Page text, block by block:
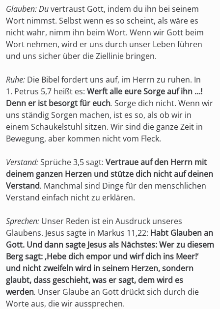
Glauben: Duvertraust Gott, indem du ihn bei seinem
Wort nimmst. Selbst wenn es so scheint, als wäre es
nicht wahr, nimm ihn beim Wort. Wenn wir Gott beim
Wort nehmen, wird er uns durch unser Leben führen
und uns sicher über die Ziellinie bringen.
Ruhe: Die Bibel fordert uns auf, im Herrn zu ruhen. In
1. Petrus 5,7 heißt es: Werft alle eure Sorge auf ihn …!
Denn er ist besorgt für euch. Sorge dich nicht. Wenn wir
uns ständig Sorgen machen, ist es so, als ob wir in
einem Schaukelstuhl sitzen. Wir sind die ganze Zeit in
Bewegung, aber kommen nicht vom Fleck.
Verstand:Sprüche 3,5 sagt: Vertraue auf den Herrn mit
deinem ganzen Herzen und stütze dich nicht auf deinen
Verstand. Manchmal sind Dinge für den menschlichen
Verstand einfach nicht zu erklären.
Sprechen: Unser Reden ist ein Ausdruck unseres
Glaubens. Jesus sagte in Markus 11,22: Habt Glauben an
Gott. Und dann sagte Jesus als Nächstes: Wer zu diesem
Berg sagt: ‚Hebe dich empor und wirf dich ins Meer!‘
und nicht zweifeln wird in seinem Herzen, sondern
glaubt, dass geschieht, was er sagt, dem wird es
werden. Unser Glaube an Gott drückt sich durch die
Worte aus, die wir aussprechen.